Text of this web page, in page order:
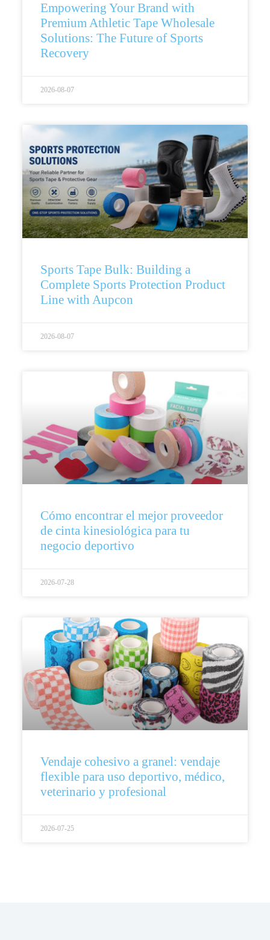
Empowering Your Brand with
Premium Athletic Tape Wholesale
Solutions: The Future of Sports
Recovery
2026-08-07
Sports Tape Bulk: Building a
Complete Sports Protection Product
Line with Aupcon
2026-08-07
Cómo encontrar el mejor proveedor
de cinta kinesiológica para tu
negocio deportivo
2026-07-28
Vendaje cohesivo a granel: vendaje
flexible para uso deportivo, médico,
veterinario y profesional
2026-07-25